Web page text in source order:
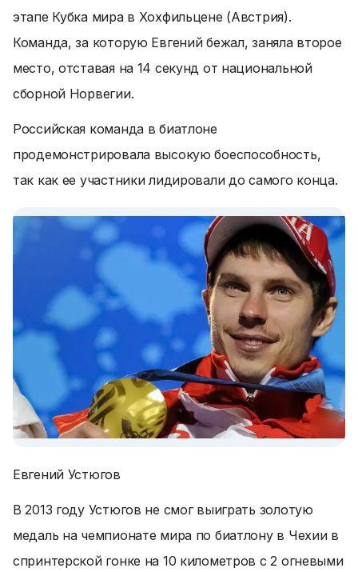
этапе Кубка мира в Хохфильцене (Австрия).
Команда, за которую Евгений бежал, заняла второе
место, отставая на 14 секунд от национальной
сборной Норвегии.
Российская команда в биатлоне
продемонстрировала высокую боеспособность,
так как ее участники лидировали до самого конца.
Евгений Устюгов
В 2013 году Устюгов не смог выиграть золотую
медаль на чемпионате мира по биатлону в Чехии в
спринтерской гонке на 10 километров с 2 огневыми